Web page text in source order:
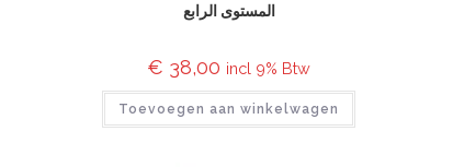
المستوى الرابع
€ 38,00 incl 9% Btw
Toevoegen aan winkelwagen